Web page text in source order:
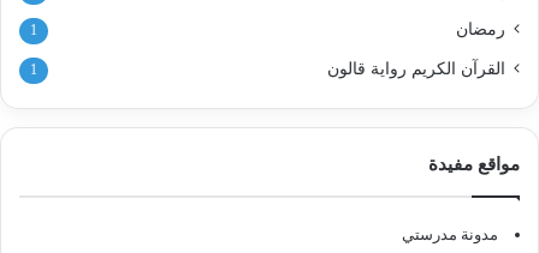
رمضان 1
القرآن الكريم رواية قالون 1
مواقع مفيدة
مدونة مدرستي